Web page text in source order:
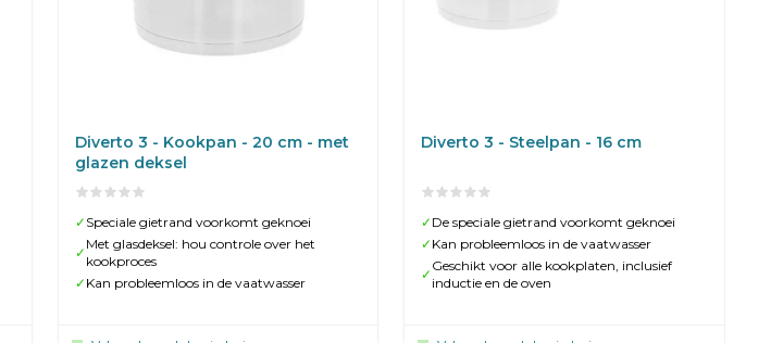
Diverto 3 - Kookpan - 20 cm - met
glazen deksel
✓ Speciale gietrand voorkomt geknoei
✓
Met glasdeksel: hou controle over het
kookproces
✓ Kan probleemloos in de vaatwasser
Diverto 3 - Steelpan - 16 cm
✓ De speciale gietrand voorkomt geknoei
✓ Kan probleemloos in de vaatwasser
✓
Geschikt voor alle kookplaten, inclusief
inductie en de oven